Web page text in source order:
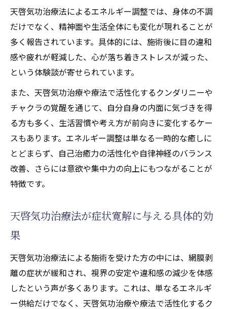
天啓気功治療法によるエネルギー調整では、身体の不調
だけでなく、精神面や生活全体にも変化が現れることが
多く報告されています。具体的には、施術後に目の違和
感や疲れが軽減した、心が落ち着きストレスが減った、
という体験談が寄せられています。
また、天啓気功治療や療法で活性化するクンダリニーや
チャクラの覚醒を通じて、自分自身の内面に気づきを得
る方も多く、生活習慣や考え方が前向きに変化するケー
スもあります。エネルギー調整は単なる一時的な癒しに
とどまらず、自己治癒力の活性化や自律神経のバランス
改善、さらには意欲や集中力の向上にもつながることが
特徴です。
天啓気功治療法が症状寛解に与える具体的効
果
天啓気功治療法による施術を受けた方の中には、網膜剥
離の症状が緩和され、視界の安定や違和感の減少を体感
したという声が多くあります。これは、単なるエネルギ
ー供給だけでなく、天啓気功治療や療法で活性化するク